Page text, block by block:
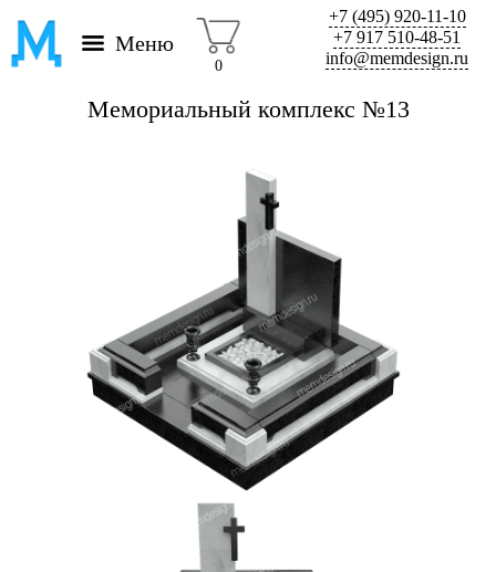
Меню
0
+7 (495) 920-11-10
+7 917 510-48-51
info@memdesign.ru
Мемориальный комплекс №13